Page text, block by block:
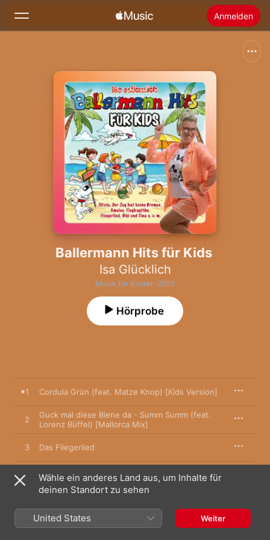
Anmelden
Startseite
Apple Music installieren
Ballermann Hits für Kids
Isa Glücklich
Musik für Kinder · 2025
Hörprobe
1 Cordula Grün (feat. Matze Knop) [Kids Version]
2
Guck mal diese Biene da - Summ Summ (feat.
Lorenz Büffel) [Mallorca Mix]
3 Das Fliegerlied
4 Der Zug hat keine Bremse (Kids Version)
6 Olivia (feat. Jenni und Franzi) [Kids Version]
Wähle ein anderes Land aus, um Inhalte für
deinen Standort zu sehen
United States Weiter